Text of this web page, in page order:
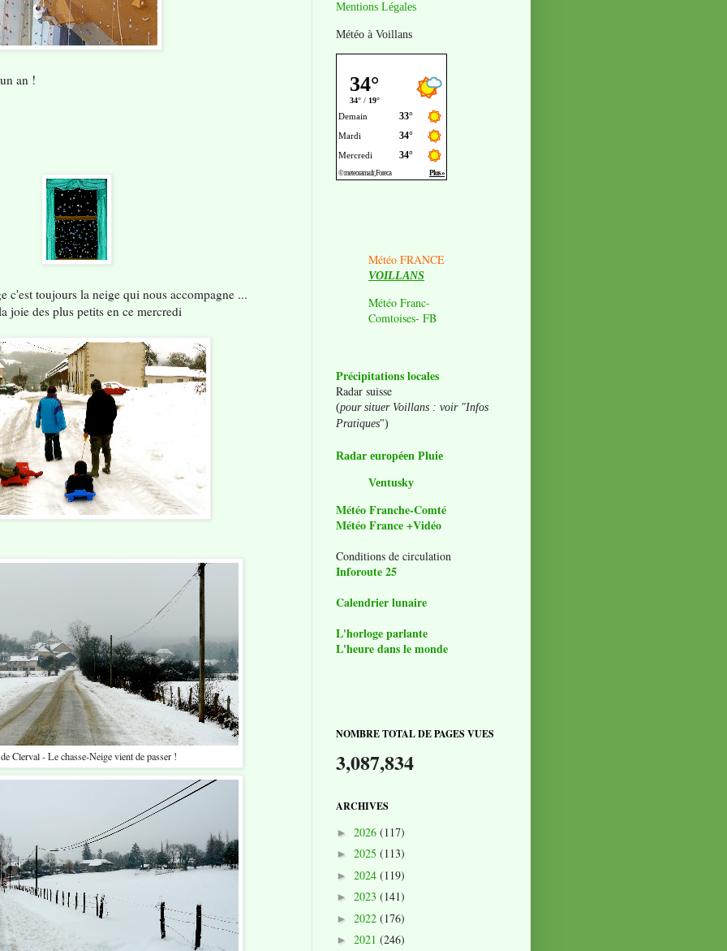
an !
c'est toujours la neige qui nous accompagne ...
joie des plus petits en ce mercredi
Clerval - Le chasse-Neige vient de passer !
Mentions Légales
Météo à Voillans
Météo FRANCE
VOILLANS
Météo Franc-
Comtoises- FB
Précipitations locales
Radar suisse
(pour situer Voillans : voir "Infos
Pratiques")
Radar européen Pluie
Ventusky
Météo Franche-Comté
Météo France +Vidéo
Conditions de circulation
Inforoute 25
Calendrier lunaire
L'horloge parlante
L'heure dans le monde
NOMBRE TOTAL DE PAGES VUES
3,087,834
ARCHIVES
► 2026 (117)
► 2025 (113)
► 2024 (119)
► 2023 (141)
► 2022 (176)
► 2021 (246)